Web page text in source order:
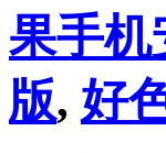
果手机
版, 好